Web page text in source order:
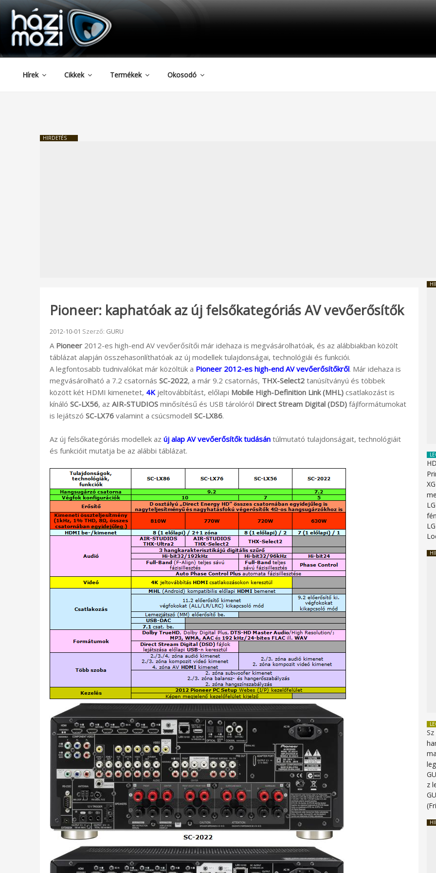
Tartalomhoz
HAZIMOZI
Hírek Cikkek Termékek Okosodó
HIRDETÉS
Pioneer: kaphatóak az új felsőkategóriás AV vevőerősítők
Beküldve:
2012-10-01 Szerző: GURU
A Pioneer 2012-es high-end AV vevőerősítői már idehaza is megvásárolhatóak, és az alábbiakban közölt
táblázat alapján összehasonlíthatóak az új modellek tulajdonságai, technológiái és funkciói.
A legfontosabb tudnivalókat már közöltük a Pioneer 2012-es high-end AV vevőerősítőkről. Már idehaza is
megvásárolható a 7.2 csatornás SC-2022, a már 9.2 csatornás, THX-Select2 tanúsítványú és többek
között két HDMI kimenetet, 4Kjeltovábbítást, előlapi Mobile High-Definition Link (MHL) csatlakozást is
kínáló SC-LX56, az AIR-STUDIOS minősítésű és USB tárolóról Direct Stream Digital (DSD) fájlformátumokat
is lejátszó SC-LX76 valamint a csúcsmodell SC-LX86.
Az új felsőkategóriás modellek az új alap AV vevőerősítők tudásán túlmutató tulajdonságait, technológiáit
és funkcióit mutatja be az alábbi táblázat.
z